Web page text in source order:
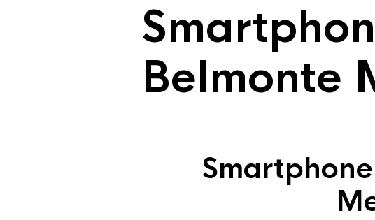
Belmonte